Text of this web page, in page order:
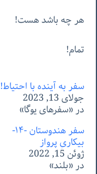
هر چه باشد هست!
تمام!
سفر به آینده با احتیاط!
جولای 13, 2023
در «سفرهای یوگا»
سفر هندوستان -١۴-
بیکاریِ پرواز
ژوئن 15, 2022
در «بلند»